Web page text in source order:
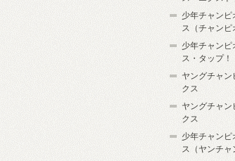
少年チャンピ
ス（チャンピ
少年チャンピ
ス・タップ！
ヤングチャン
クス
ヤングチャン
クス
少年チャンピ
ス（ヤンチャ